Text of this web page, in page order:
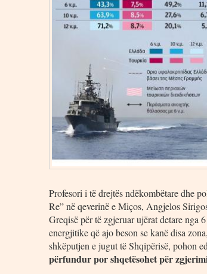
Profesori i të drejtës ndëkombëtare dhe
Re” në qeverinë e Miços, Angjelos
Greqisë për të zgjeruar ujërat detare nga
energjitike që ajo beson se kanë disa
shkëputjen e jugut të Shqipërisë, pohon
përfundur por shqetësohet për